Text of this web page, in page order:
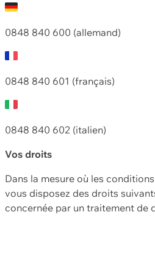
0848 840 600 (allemand)
0848 840 601 (français)
0848 840 602 (italien)
Vos droits
Dans la mesure où les
vous disposez des droits
concernée par un traitement de